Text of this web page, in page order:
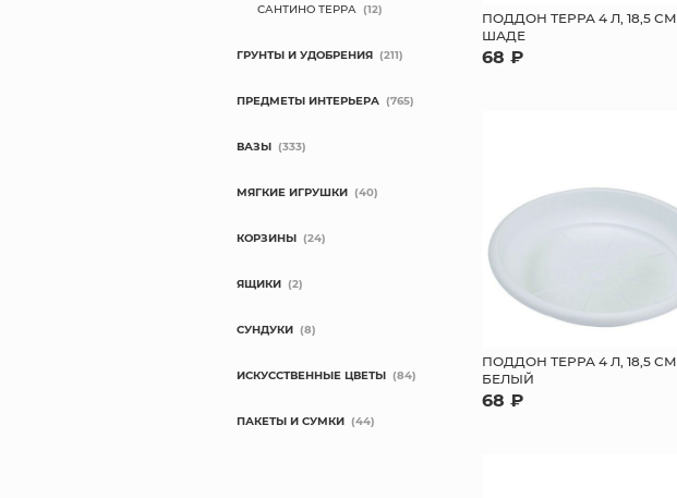
ПОДДОН ТЕРРА 4 Л, 18,5 СМ,
ШАДЕ
68 ₽
ПОДДОН ТЕРРА 4 Л, 18,5 СМ,
БЕЛЫЙ
68 ₽
САНТИНО ТЕРРА (12)
ГРУНТЫ И УДОБРЕНИЯ (211)
ПРЕДМЕТЫ ИНТЕРЬЕРА (765)
ВАЗЫ (333)
МЯГКИЕ ИГРУШКИ (40)
КОРЗИНЫ (24)
ЯЩИКИ (2)
СУНДУКИ (8)
ИСКУССТВЕННЫЕ ЦВЕТЫ (84)
ПАКЕТЫ И СУМКИ (44)